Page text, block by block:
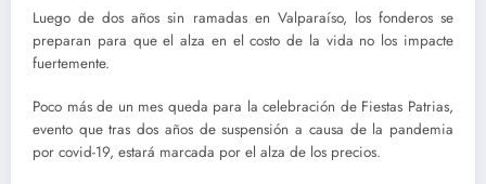
Luego de dos años sin ramadas en Valparaíso, los fonderos se
preparan para que el alza en el costo de la vida no los impacte
fuertemente.
Poco más de un mes queda para la celebración de Fiestas Patrias,
evento que tras dos años de suspensión a causa de la pandemia
por covid-19, estará marcada por el alza de los precios.